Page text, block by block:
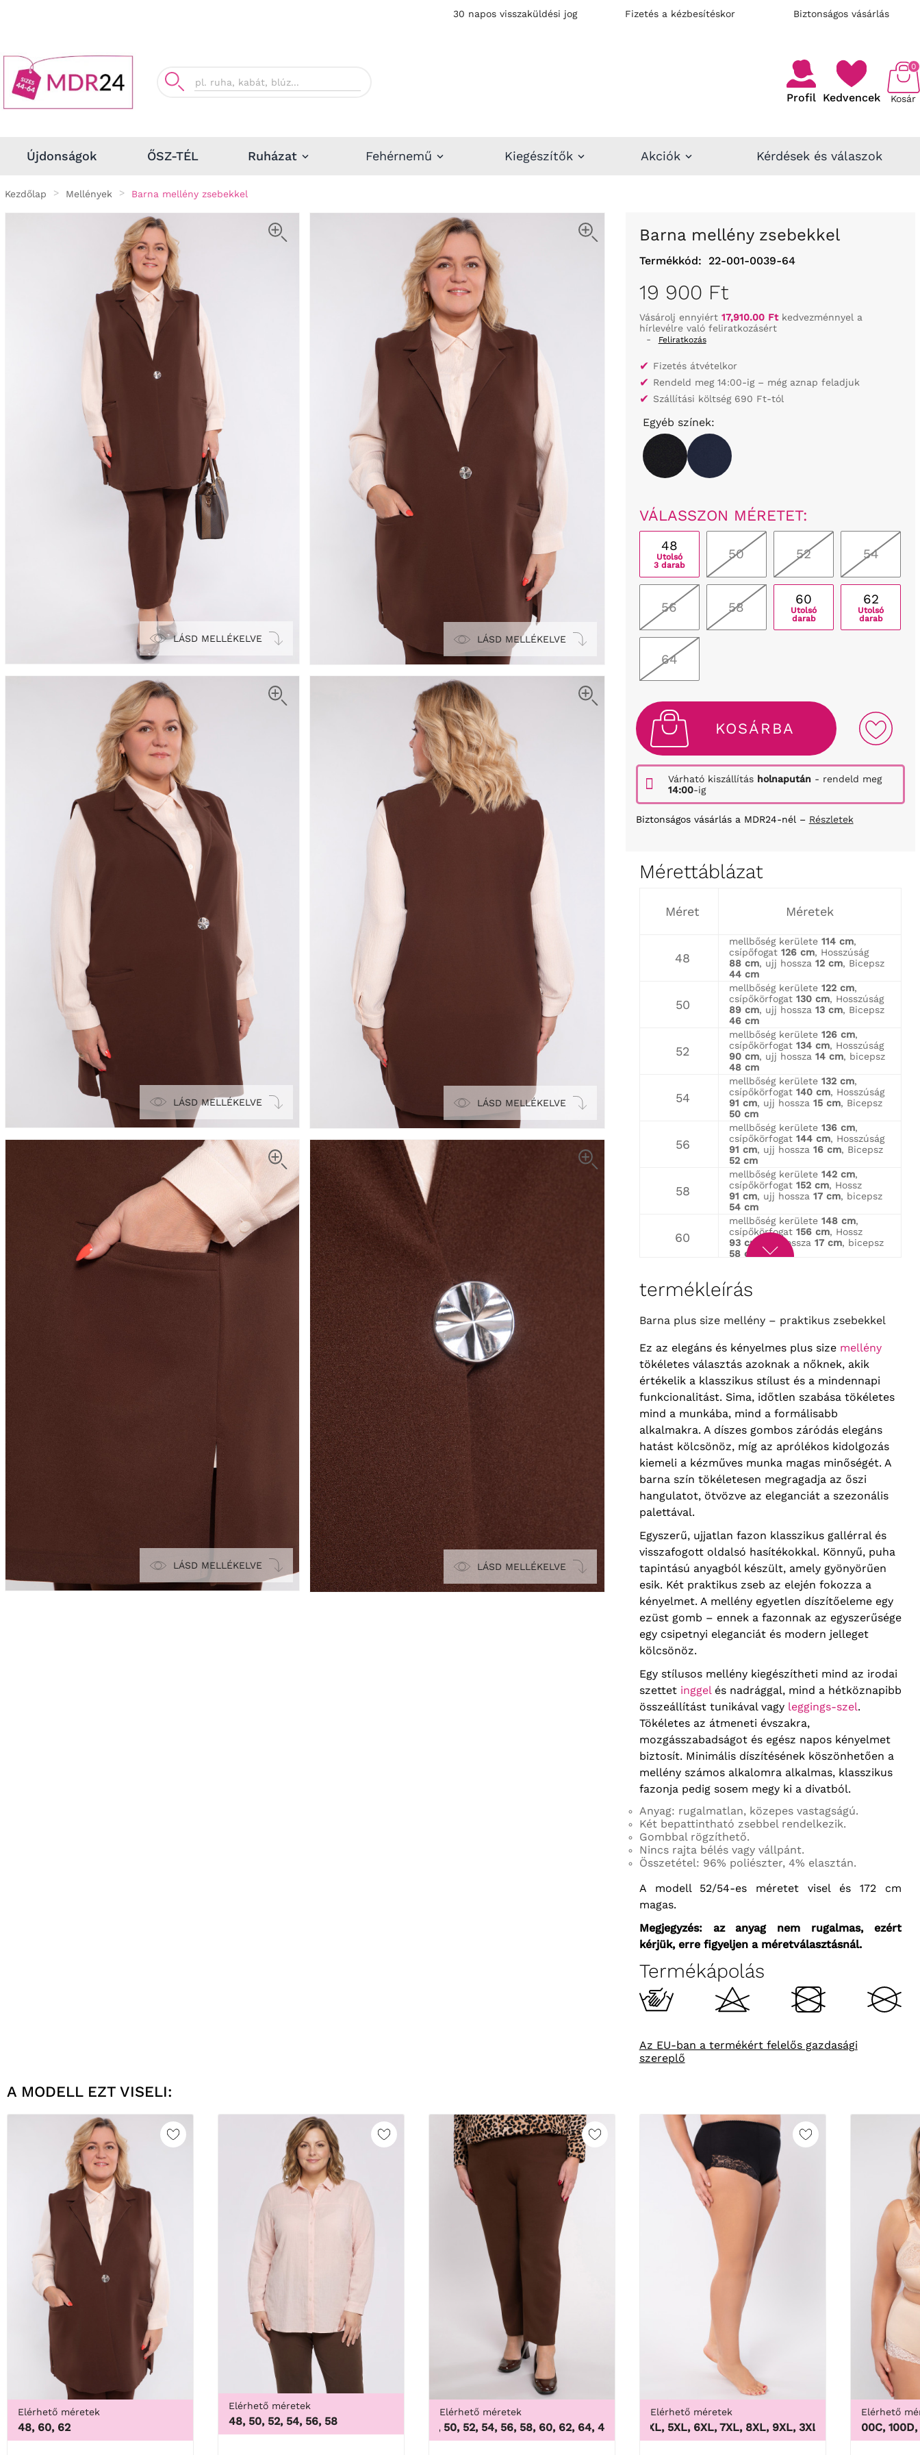
30 napos visszaküldési jog Fizetés a kézbesítéskor Biztonságos vásárlás
Profil Kedvencek Kosár
0
Újdonságok ŐSZ-TÉL Ruházat Fehérnemű Kiegészítők Akciók Kérdések és válaszok
Kezdőlap Mellények Barna mellény zsebekkel
LÁSD MELLÉKELVE LÁSD MELLÉKELVE
LÁSD MELLÉKELVE LÁSD MELLÉKELVE
LÁSD MELLÉKELVE LÁSD MELLÉKELVE
Barna mellény zsebekkel
Termékkód: 22-001-0039-64
19 900 Ft
Vásárolj ennyiért 17,910.00 Ftkedvezménnyel a
hírlevélre való feliratkozásért
-
Feliratkozás
✔ Fizetés átvételkor
✔ Rendeld meg 14:00-ig – még aznap feladjuk
✔ Szállítási költség 690 Ft-tól
Egyéb színek:
VÁLASSZON MÉRETET:
48
Utolsó
3 darab
50 52 54
56 58
60
Utolsó
darab
62
Utolsó
darab
64
KOSÁRBA
Várható kiszállítás holnapután- rendeld meg
14:00-ig
Biztonságos vásárlás a MDR24-nél – Részletek
Mérettáblázat
Méret Méretek
48
mellbőség kerülete 114 cm,
csípőfogat 126 cm, Hosszúság
88 cm, ujj hossza 12 cm, Bicepsz
44 cm
50
mellbőség kerülete 122 cm,
csípőkörfogat 130 cm, Hosszúság
89 cm, ujj hossza 13 cm, Bicepsz
46 cm
52
mellbőség kerülete 126 cm,
csípőkörfogat 134 cm, Hosszúság
90 cm, ujj hossza 14 cm, bicepsz
48 cm
54
mellbőség kerülete 132 cm,
csípőkörfogat 140 cm, Hosszúság
91 cm, ujj hossza 15 cm, Bicepsz
50 cm
56
mellbőség kerülete 136 cm,
csípőkörfogat 144 cm, Hosszúság
91 cm, ujj hossza 16 cm, Bicepsz
52 cm
58
mellbőség kerülete 142 cm,
csípőkörfogat 152 cm, Hossz
91 cm, ujj hossza 17 cm, bicepsz
54 cm
60
mellbőség kerülete 148 cm,
csípőkörfogat 156 cm, Hossz
93 cm
, ujj hossza 17 cm, bicepsz
58 cm
62
95 cm
60 cm
64
mellbőség kerülete 158 cm
csípőkörfogat 168 cm , Hosszúság
62 cm
termékleírás
Barna plus size mellény – praktikus zsebekkel
Ez az elegáns és kényelmes plus size mellény
tökéletes választás azoknak a nőknek, akik
értékelik a klasszikus stílust és a mindennapi
funkcionalitást. Sima, időtlen szabása tökéletes
mind a munkába, mind a formálisabb
alkalmakra. A díszes gombos záródás elegáns
hatást kölcsönöz, míg az aprólékos kidolgozás
kiemeli a kézműves munka magas minőségét. A
barna szín tökéletesen megragadja az őszi
hangulatot, ötvözve az eleganciát a szezonális
palettával.
Egyszerű, ujjatlan fazon klasszikus gallérral és
visszafogott oldalsó hasítékokkal. Könnyű, puha
tapintású anyagból készült, amely gyönyörűen
esik. Két praktikus zseb az elején fokozza a
kényelmet. A mellény egyetlen díszítőeleme egy
ezüst gomb – ennek a fazonnak az egyszerűsége
egy csipetnyi eleganciát és modern jelleget
kölcsönöz.
Egy stílusos mellény kiegészítheti mind az irodai
szettet inggelés nadrággal, mind a hétköznapibb
összeállítást tunikával vagy leggings-szel.
Tökéletes az átmeneti évszakra,
mozgásszabadságot és egész napos kényelmet
biztosít. Minimális díszítésének köszönhetően a
mellény számos alkalomra alkalmas, klasszikus
fazonja pedig sosem megy ki a divatból.
Anyag: rugalmatlan, közepes vastagságú.
Két bepattintható zsebbel rendelkezik.
Gombbal rögzíthető.
Nincs rajta bélés vagy vállpánt.
Összetétel: 96% poliészter, 4% elasztán.
A modell 52/54-es méretet visel és 172 cm
magas.
Megjegyzés: az anyag nem rugalmas, ezért
kérjük, erre figyeljen a méretválasztásnál.
Termékápolás
Az EU-ban a termékért felelős gazdasági
szereplő
A MODELL EZT VISELI:
Elérhető méretek
48, 60, 62
Elérhető méretek
48, 50, 52, 54, 56, 58
Elérhető méretek
46, 48, 50, 52, 54, 56, 58, 60, 62, 64 ,46, 48, 50, 52, 54, 56, 58, 60, 62, 64
Elérhető méretek
3XL, 4XL, 5XL, 6XL, 7XL, 8XL, 9XL,3XL, 4XL, 5XL, 6XL, 7XL,
Elérhető
100B, 100C, 100D,